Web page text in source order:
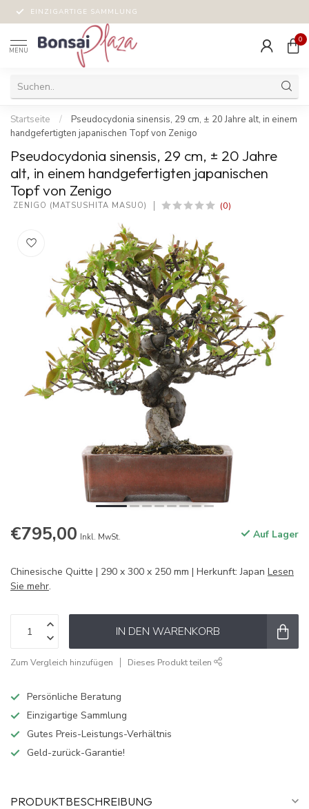
EINZIGARTIGE SAMMLUNG
MENU
0
Startseite /
Pseudocydonia sinensis, 29 cm, ± 20 Jahre alt, in einem
handgefertigten japanischen Topf von Zenigo
Pseudocydonia sinensis, 29 cm, ± 20 Jahre
alt, in einem handgefertigten japanischen
Topf von Zenigo
ZENIGO (MATSUSHITA MASUO) (0)
€795,00 Inkl. MwSt. Auf Lager
Chinesische Quitte | 290 x 300 x 250 mm | Herkunft: Japan Lesen
Sie mehr.
IN DEN WARENKORB
Zum Vergleich hinzufügen Dieses Produkt teilen
Persönliche Beratung
Einzigartige Sammlung
Gutes Preis-Leistungs-Verhältnis
Geld-zurück-Garantie!
PRODUKTBESCHREIBUNG